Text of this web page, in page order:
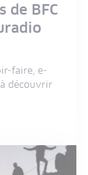
de BFC
faire, e-
découvrir